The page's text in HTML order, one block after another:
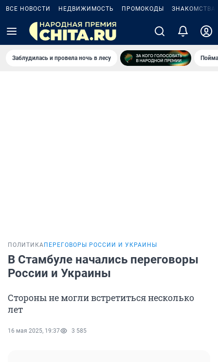
ВСЕ НОВОСТИ НЕДВИЖИМОСТЬ ПРОМОКОДЫ ЗНАКОМСТВА
Заблудилась и провела ночь в лесу
ПОЛИТИКА ПЕРЕГОВОРЫ РОССИИ И УКРАИНЫ
В Стамбуле начались переговоры
России и Украины
Стороны не могли встретиться несколько
лет
16 мая 2025, 19:37 3 585